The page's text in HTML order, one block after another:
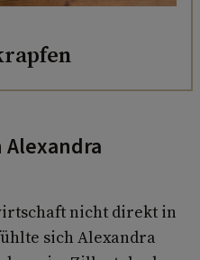
nicht direkt in
sich Alexandra